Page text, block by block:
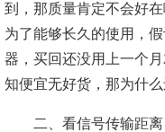
到，那质量肯定不会好
为了能够长久的使用，
器，买回还没用上一个
知便宜无好货，那为什
二、看信号传输距离